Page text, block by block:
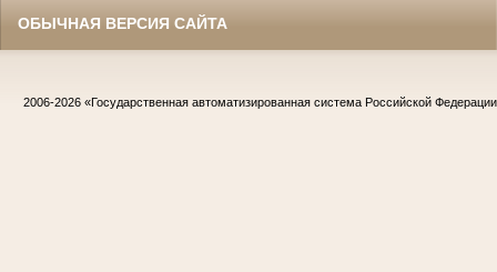
ОБЫЧНАЯ ВЕРСИЯ САЙТА
2006-2026 «Государственная автоматизированная система Российской